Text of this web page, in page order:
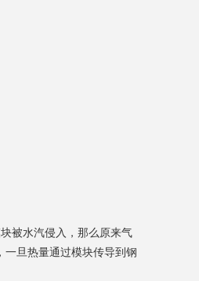
被水汽侵入，那么原来气
旦热量通过模块传导到钢